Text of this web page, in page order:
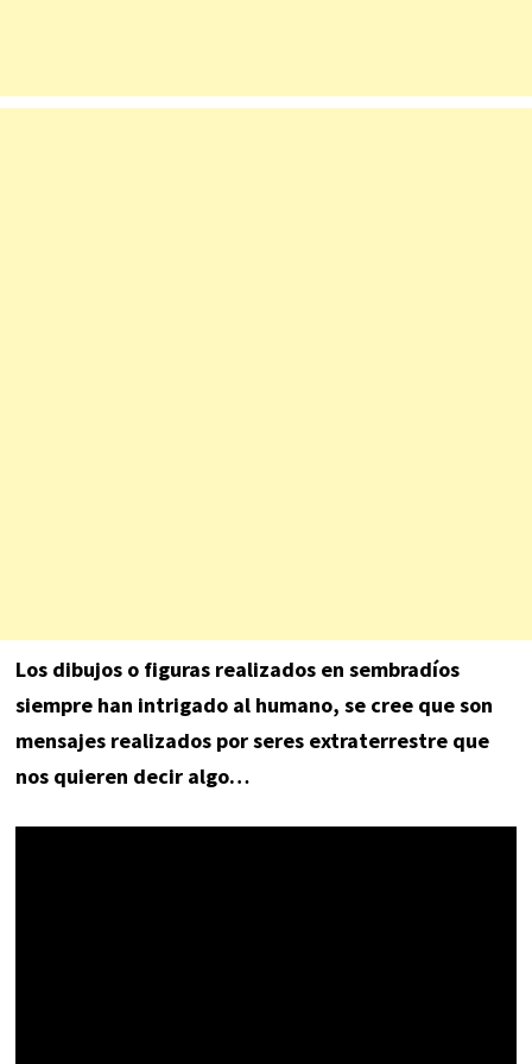
Los dibujos o figuras realizados en sembradíos
siempre han intrigado al humano, se cree que son
mensajes realizados por seres extraterrestre que
nos quieren decir algo…